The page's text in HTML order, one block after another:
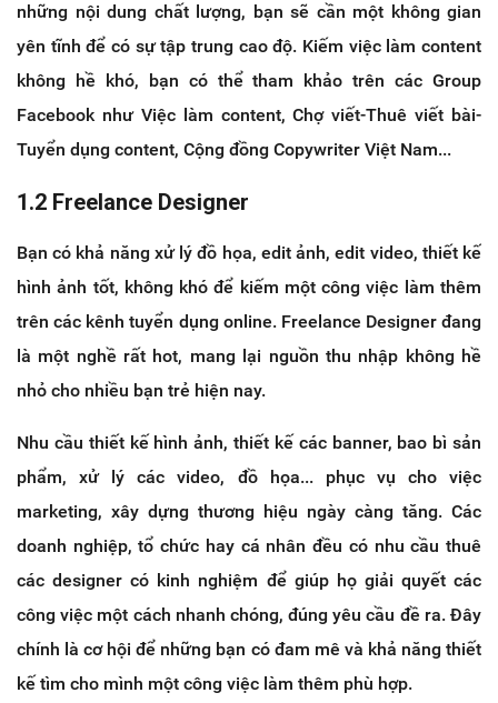
những nội dung chất lượng, bạn sẽ cần một không gian
yên tĩnh để có sự tập trung cao độ. Kiếm việc làm content
không hề khó, bạn có thể tham khảo trên các Group
Facebook như Việc làm content, Chợ viết-Thuê viết bài-
Tuyển dụng content, Cộng đồng Copywriter Việt Nam...
1.2 Freelance Designer
Bạn có khả năng xử lý đồ họa, edit ảnh, edit video, thiết kế
hình ảnh tốt, không khó để kiếm một công việc làm thêm
trên các kênh tuyển dụng online. Freelance Designer đang
là một nghề rất hot, mang lại nguồn thu nhập không hề
nhỏ cho nhiều bạn trẻ hiện nay.
Nhu cầu thiết kế hình ảnh, thiết kế các banner, bao bì sản
phẩm, xử lý các video, đồ họa... phục vụ cho việc
marketing, xây dựng thương hiệu ngày càng tăng. Các
doanh nghiệp, tổ chức hay cá nhân đều có nhu cầu thuê
các designer có kinh nghiệm để giúp họ giải quyết các
công việc một cách nhanh chóng, đúng yêu cầu đề ra. Đây
chính là cơ hội để những bạn có đam mê và khả năng thiết
kế tìm cho mình một công việc làm thêm phù hợp.